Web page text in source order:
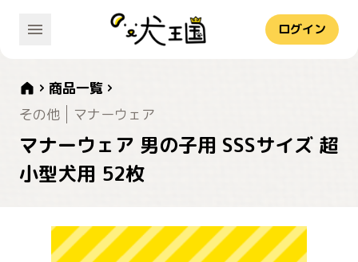
ログイン
商品一覧
その他
マナーウェア
マナーウェア 男の子用 SSSサイズ 超
小型犬用 52枚